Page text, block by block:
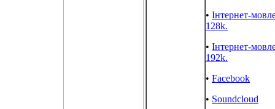
• Інтернет-
128k.
• Інтернет-
192k.
• Facebook
• Soundcloud